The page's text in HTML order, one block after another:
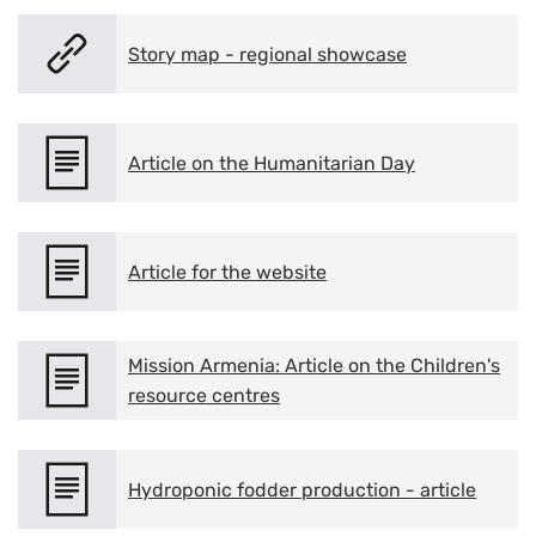
Story map - regional showcase
Article on the Humanitarian Day
Article for the website
Mission Armenia: Article on the Children's
resource centres
Hydroponic fodder production - article